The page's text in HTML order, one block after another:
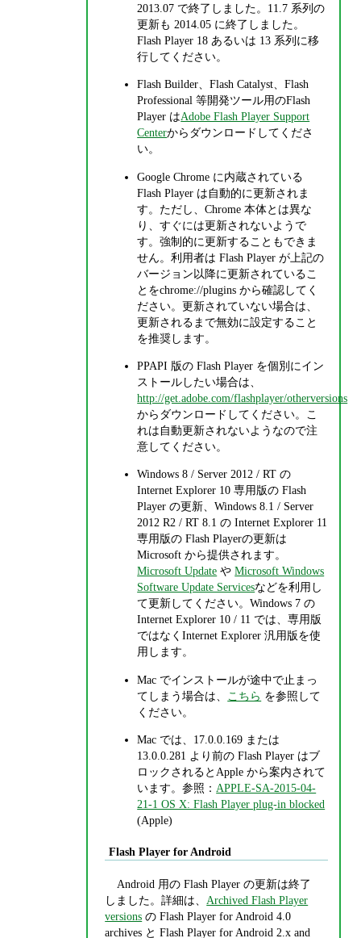
2013.07 で終了しました。11.7 系列の
更新も 2014.05 に終了しました。
Flash Player 18 あるいは 13 系列に移
行してください。
Flash Builder、Flash Catalyst、Flash
Professional 等開発ツール用のFlash
Player はAdobe Flash Player Support
Centerからダウンロードしてくださ
い。
Google Chrome に内蔵されている
Flash Player は自動的に更新されま
す。ただし、Chrome 本体とは異な
り、すぐには更新されないようで
す。強制的に更新することもできま
せん。利用者は Flash Player が上記の
バージョン以降に更新されているこ
とをchrome://plugins から確認してく
ださい。更新されていない場合は、
更新されるまで無効に設定すること
を推奨します。
PPAPI 版の Flash Player を個別にイン
ストールしたい場合は、
http://get.adobe.com/flashplayer/otherversions
からダウンロードしてください。こ
れは自動更新されないようなので注
意してください。
Windows 8 / Server 2012 / RT の
Internet Explorer 10 専用版の Flash
Player の更新、Windows 8.1 / Server
2012 R2 / RT 8.1 の Internet Explorer 11
専用版の Flash Playerの更新は
Microsoft から提供されます。
Microsoft Update やMicrosoft Windows
Software Update Servicesなどを利用し
て更新してください。Windows 7 の
Internet Explorer 10 / 11 では、専用版
ではなくInternet Explorer 汎用版を使
用します。
Mac でインストールが途中で止まっ
てしまう場合は、
こちら を参照して
ください。
Mac では、17.0.0.169 または
13.0.0.281 より前の Flash Player はブ
ロックされるとApple から案内されて
います。参照： APPLE-SA-2015-04-
21-1 OS X: Flash Player plug-in blocked
(Apple)
Flash Player for Android
Android 用の Flash Player の更新は終了
しました。詳細は、Archived Flash Player
versions の Flash Player for Android 4.0
archives と Flash Player for Android 2.x and